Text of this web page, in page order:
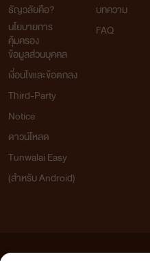
ธัญวลัยคือ?
นโยบายการ
คุ้มครอง
ข้อมูลส่วนบุคคล
เงื่อนไขและข้อตกลง
Third-Party
Notice
ดาวน์โหลด
Tunwalai Easy
(สำหรับ Android)
บทความ
FAQ